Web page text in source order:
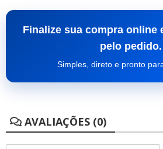
Finalize sua compra online
pelo pedido.
Simples, direto e pronto
AVALIAÇÕES (0)